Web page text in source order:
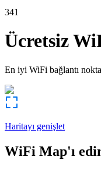
341
Ücretsiz
En iyi WiFi bağlantı
Haritayı genişlet
WiFi Map'ı